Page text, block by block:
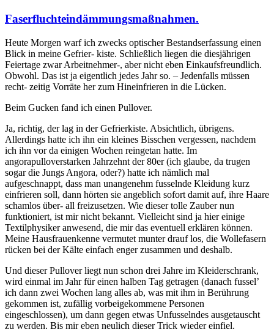
Faserfluchteindämmungsmaßnahmen.
Heute Morgen warf ich zwecks optischer Bestandserfassung einen
Blick in meine Gefrier- kiste. Schließlich liegen die diesjährigen
Feiertage zwar Arbeitnehmer-, aber nicht eben Einkaufsfreundlich.
Obwohl. Das ist ja eigentlich jedes Jahr so. – Jedenfalls müssen
recht- zeitig Vorräte her zum Hineinfrieren in die Lücken.
Beim Gucken fand ich einen Pullover.
Ja, richtig, der lag in der Gefrierkiste. Absichtlich, übrigens.
Allerdings hatte ich ihn ein kleines Bisschen vergessen, nachdem
ich ihn vor da einigen Wochen reingetan hatte. Im
angorapulloverstarken Jahrzehnt der 80er (ich glaube, da trugen
sogar die Jungs Angora, oder?) hatte ich nämlich mal
aufgeschnappt, dass man unangenehm fusselnde Kleidung kurz
einfrieren soll, dann hörten sie angeblich sofort damit auf, ihre Haare
schamlos über- all freizusetzen. Wie dieser tolle Zauber nun
funktioniert, ist mir nicht bekannt. Vielleicht sind ja hier einige
Textilphysiker anwesend, die mir das eventuell erklären können.
Meine Hausfrauenkenne vermutet munter drauf los, die Wollefasern
rücken bei der Kälte einfach enger zusammen und deshalb.
Und dieser Pullover liegt nun schon drei Jahre im Kleiderschrank,
wird einmal im Jahr für einen halben Tag getragen (danach fussel’
ich dann zwei Wochen lang alles ab, was mit ihm in Berührung
gekommen ist, zufällig vorbeigekommene Personen
eingeschlossen), um dann gegen etwas Unfusselndes ausgetauscht
zu werden. Bis mir eben neulich dieser Trick wieder einfiel.